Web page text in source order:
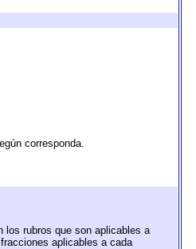
corresponda.
los rubros que son aplicables a
aplicables a cada